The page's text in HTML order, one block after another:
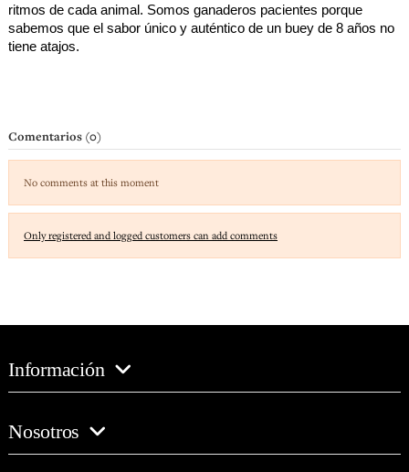
ritmos de cada animal. Somos ganaderos pacientes porque
sabemos que el sabor único y auténtico de un buey de 8 años no
tiene atajos.
Comentarios (0)
No comments at this moment
Only registered and logged customers can add comments
Información
Nosotros